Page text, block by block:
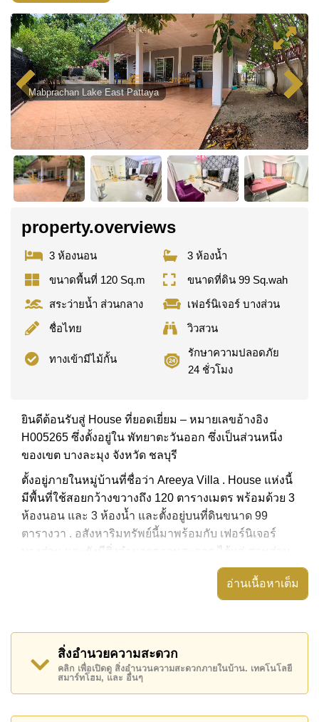
Mabprachan Lake East Pattaya
property.overviews
3 ห้องนอน
3 ห้องน้ำ
ขนาดพื้นที่ 120 Sq.m
ขนาดที่ดิน 99 Sq.wah
สระว่ายน้ำ ส่วนกลาง
เฟอร์นิเจอร์ บางส่วน
ชื่อไทย
วิวสวน
ทางเข้ามีไม้กั้น
รักษาความปลอดภัย
24 ชั่วโมง
ยินดีต้อนรับสู่ House ที่ยอดเยี่ยม – หมายเลขอ้างอิง
H005265 ซึ่งตั้งอยู่ใน พัทยาตะวันออก ซึ่งเป็นส่วนหนึ่ง
ของเขต บางละมุง จังหวัด ชลบุรี
ตั้งอยู่ภายในหมู่บ้านที่ชื่อว่า Areeya Villa . House แห่งนี้
มีพื้นที่ใช้สอยกว้างขวางถึง 120 ตารางเมตร พร้อมด้วย 3
ห้องนอน และ 3 ห้องน้ำ และตั้งอยู่บนที่ดินขนาด 99
ตารางวา . อสังหาริมทรัพย์นี้มาพร้อมกับ เฟอร์นิเจอร์
บางส่วน และยังมีสิ่งอำนวยความสะดวก ได้แก่ สวนส่วน
อสังหาริมทรัพย์นี้สามารถใช้ สระว่ายน้ำ ส่วนกลาง ได้
รักษาความปลอดภัย 24 ชั่วโมง, ทางเข้ามีไม้กั้น
สถานที่สำคัญใกล้ Areeya Villa ได้แก่: ใกล้ทางด่วน
มอเตอร์เวย์หรือทางหลวง, ซูเปอร์มาร์เก็ตอาหารสด ,
มาบประชัน เลค, ฟาร์มแกะพัทยา , สยามคันทรีคลับ
(สนามเก่า ไร่ ริมน้ำ และโรลลิ่งฮิลส์), พัทยาคันทรีคลับ ,
อ่านเนื้อหาเต็ม
สิ่งอำนวยความสะดวก
คลิก เพื่อเปิดดู สิ่งอำนวนความสะดวกภายในบ้าน. เทคโนโลยี
สมาร์ทโฮม, และ อื่นๆ